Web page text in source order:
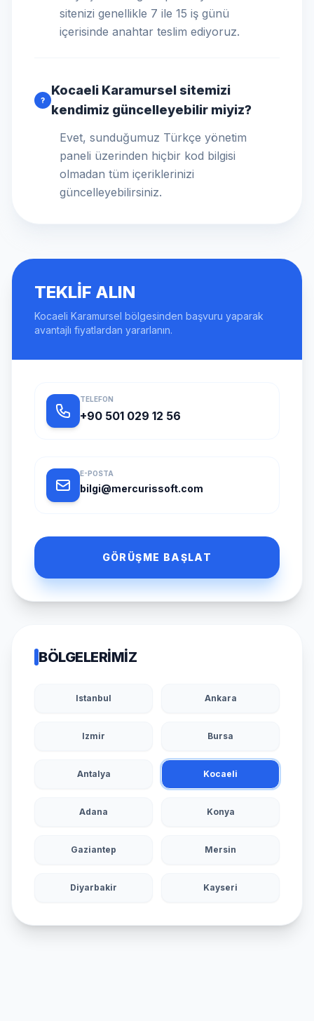
sitenizi genellikle 7 ile 15 iş günü
içerisinde anahtar teslim ediyoruz.
?
Kocaeli Karamursel sitemizi
kendimiz güncelleyebilir miyiz?
Evet, sunduğumuz Türkçe yönetim
paneli üzerinden hiçbir kod bilgisi
olmadan tüm içeriklerinizi
güncelleyebilirsiniz.
TEKLIF ALIN
Kocaeli Karamursel bölgesinden başvuru yaparak
avantajlı fiyatlardan yararlanın.
TELEFON
+90 501 029 12 56
E-POSTA
bilgi@mercurissoft.com
GÖRÜŞME BAŞLAT
BÖLGELERIMIZ
Istanbul Ankara
Izmir Bursa
Antalya Kocaeli
Adana Konya
Gaziantep Mersin
Diyarbakir Kayseri